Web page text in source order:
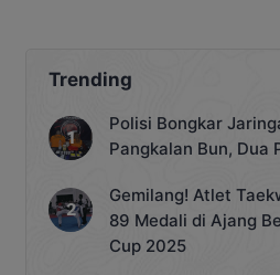
Trending
Polisi Bongkar
Pangkalan Bun, Dua
Gemilang! Atlet
89 Medali di Ajang
Cup 2025